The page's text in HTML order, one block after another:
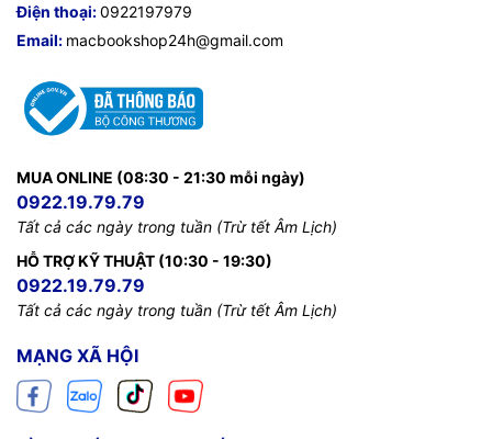
Điện thoại:0922197979
Email: macbookshop24h@gmail.com
MUA ONLINE (08:30 - 21:30 mỗi ngày)
0922.19.79.79
Tất cả các ngày trong tuần (Trừ tết Âm Lịch)
HỖ TRỢ KỸ THUẬT (10:30 - 19:30)
0922.19.79.79
Tất cả các ngày trong tuần (Trừ tết Âm Lịch)
MẠNG XÃ HỘI